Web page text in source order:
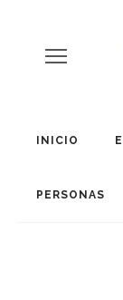
INICIO
PERSONAS